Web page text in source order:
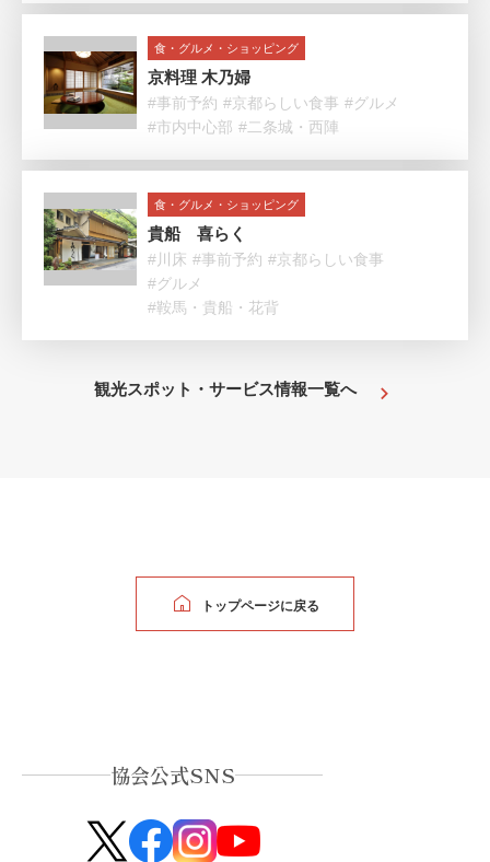
食・グルメ・ショッピング
京料理 木乃婦
#事前予約 #京都らしい食事 #グルメ
#市内中心部 #二条城・西陣
食・グルメ・ショッピング
貴船 喜らく
#川床 #事前予約 #京都らしい食事
#グルメ
#鞍馬・貴船・花背
観光スポット・サービス情報一覧へ
トップページに戻る
協会公式SNS